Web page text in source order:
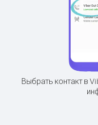
Выбрать контакт в